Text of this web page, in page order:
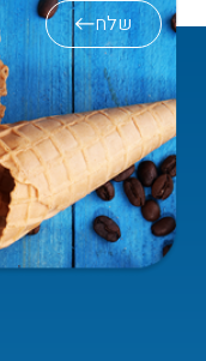
שלח